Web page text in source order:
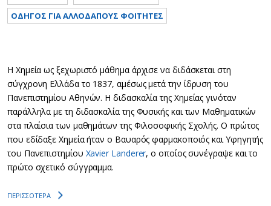
ΟΔΗΓΟΣ ΓΙΑ ΑΛΛΟΔΑΠΟΥΣ ΦΟΙΤΗΤΕΣ
Η Χημεία ως ξεχωριστό μάθημα άρχισε να διδάσκεται στη
σύγχρoνη Ελλάδα το 1837, αμέσως μετά την ίδρυση του
Πανεπιστημίου Αθηνών. Η διδασκαλία της Χημείας γινόταν
παράλληλα με τη διδασκαλία της Φυσικής και των Μαθηματικών
στα πλαίσια των μαθημάτων της Φιλοσοφικής Σχολής. Ο πρώτος
που εδίδαξε Χημεία ήταν ο Βαυαρός φαρμακοποιός και Υφηγητής
του Πανεπιστημίου Xavier Landerer, ο οποίος συνέγραψε και το
πρώτο σχετικό σύγγραμμα.
ΠΕΡΙΣΣΟΤΕΡΑ